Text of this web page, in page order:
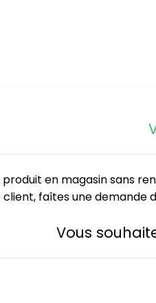
en magasin sans
faîtes une demande
Vous